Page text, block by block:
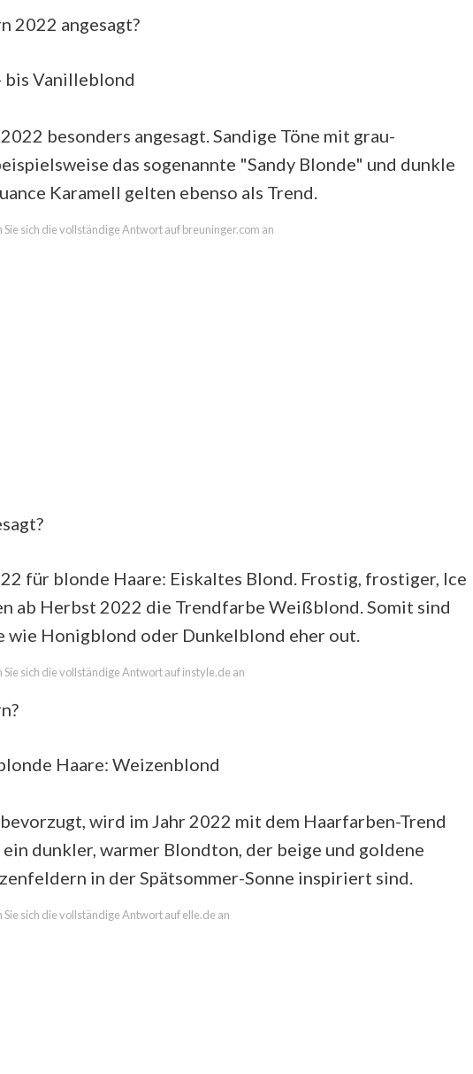
2022 angesagt?
bis Vanilleblond
besonders angesagt. Sandige Töne mit grau-
das sogenannte "Sandy Blonde" und dunkle
Karamell gelten ebenso als Trend.
Sie sich die vollständige Antwort auf breuninger.com an
für blonde Haare: Eiskaltes Blond. Frostig, frostiger, Ice
ab Herbst 2022 die Trendfarbe Weißblond. Somit sind
wie Honigblond oder Dunkelblond eher out.
Sie sich die vollständige Antwort auf instyle.de an
Haare: Weizenblond
wird im Jahr 2022 mit dem Haarfarben-Trend
dunkler, warmer Blondton, der beige und goldene
in der Spätsommer-Sonne inspiriert sind.
Sie sich die vollständige Antwort auf elle.de an